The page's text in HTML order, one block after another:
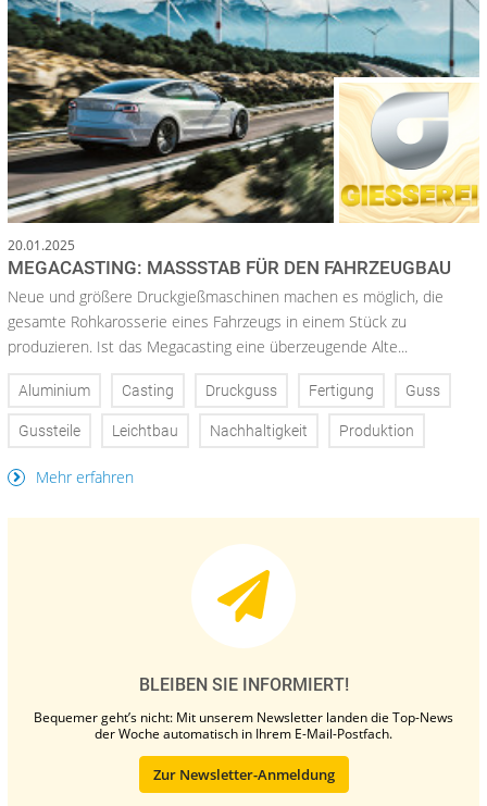
20.01.2025
MEGACASTING: MASSSTAB FÜR DEN FAHRZEUGBAU
Neue und größere Druckgießmaschinen machen es möglich, die
gesamte Rohkarosserie eines Fahrzeugs in einem Stück zu
produzieren. Ist das Megacasting eine überzeugende Alte...
Aluminium Casting Druckguss Fertigung Guss
Gussteile Leichtbau Nachhaltigkeit Produktion
Mehr erfahren
BLEIBEN SIE INFORMIERT!
Bequemer geht’s nicht: Mit unserem Newsletter landen die Top-News
der Woche automatisch in Ihrem E-Mail-Postfach.
Zur Newsletter-Anmeldung